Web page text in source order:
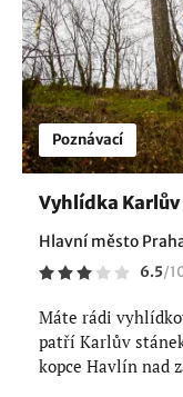
Poznávací
Vyhlídka
Hlavní město
6.5/
Máte rádi
patří Karlův
kopce Havlín nad